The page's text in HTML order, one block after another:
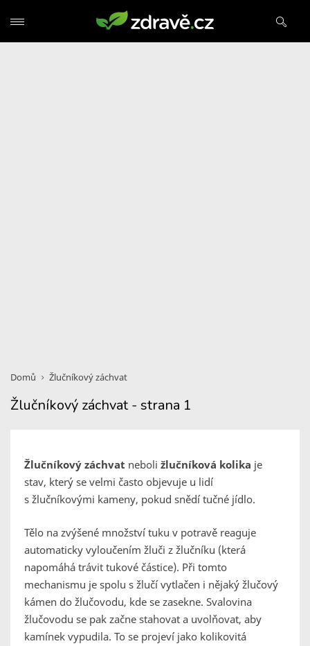
Domů Žlučníkový záchvat
Žlučníkový záchvat - strana 1
Žlučníkový záchvat neboli žlučníková kolika je
stav, který se velmi často objevuje u lidí
s žlučníkovými kameny, pokud snědí tučné jídlo.
Tělo na zvýšené množství tuku v potravě reaguje
automaticky vyloučením žluči z žlučníku (která
napomáhá trávit tukové částice). Při tomto
mechanismu je spolu s žlučí vytlačen i nějaký žlučový
kámen do žlučovodu, kde se zasekne. Svalovina
žlučovodu se pak začne stahovat a uvolňovat, aby
kamínek vypudila. To se projeví jako kolikovitá